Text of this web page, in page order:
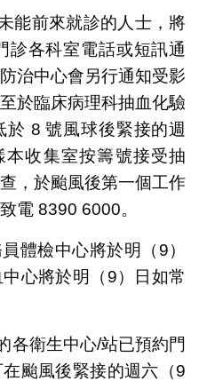
能前來就診的人士，將
診各科室電話或短訊通
治中心會另行通知受影
於臨床病理科抽血化驗
於 8 號風球後緊接的週
收集室按籌號接受抽
，於颱風後第一個工作
電 8390 6000。
體檢中心將於明（9）
心將於明（9）日如常
各衛生中心/站已預約門
颱風後緊接的週六（9